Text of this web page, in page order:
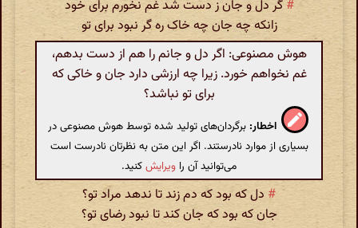
# گر دل و جان ز دست شد غم نخورم برای خود
زانکه چه جان چه خاک ره گر نبود برای تو
هوش مصنوعی: اگر دل و جانم را هم از دست بدهم،
غم نخواهم خورد. زیرا چه ارزشی دارد جان و خاکی که
برای تو نباشد؟
اخطار: برگردان‌های تولید شده توسط هوش مصنوعی در
بسیاری از موارد نادرستند. اگر این متن به نظرتان نادرست است
می‌توانید آن را ویرایشکنید.
# دل که بود که دم زند تا ندهد مراد تو؟
جان که بود که جان کند تا نبود رضای تو؟